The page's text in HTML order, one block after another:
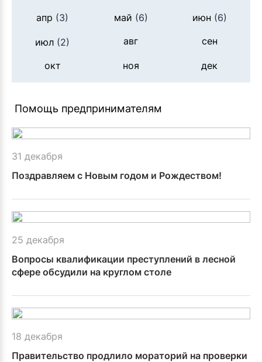
апр (3) май (6) июн (6)
июл (2) авг сен
окт ноя дек
Помощь предпринимателям
31 декабря
Поздравляем с Новым годом и Рождеством!
25 декабря
Вопросы квалификации преступлений в лесной
сфере обсудили на круглом столе
18 декабря
Правительство продлило мораторий на проверки